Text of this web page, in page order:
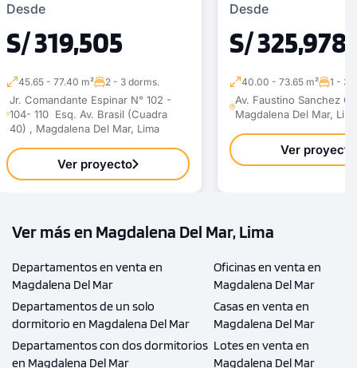
1 unidad disponible
Desde
S/ 844,600
Modelo TIPO 5B
118.31 m² Piso 9
2 dorms. 3 baños
Desde
S/ 319,505
45.65 - 77.40 m² 2 - 3 dorms.
Jr. Comandante Espinar N° 102 -
104- 110 Esq. Av. Brasil (Cuadra
40) , Magdalena Del Mar, Lima
Ver proyecto
Desde
S/ 325,978
40.00 - 73.65 m² 1 - 3
Av. Faustino Sanchez
Magdalena Del Mar,
Ver proyecto
Ver más en Magdalena Del Mar, Lima
Departamentos en venta en
Magdalena Del Mar
Departamentos de un solo
dormitorio en Magdalena Del Mar
Departamentos con dos dormitorios
en Magdalena Del Mar
Oficinas en venta en
Magdalena Del Mar
Casas en venta en
Magdalena Del Mar
Lotes en venta en
Magdalena Del Mar